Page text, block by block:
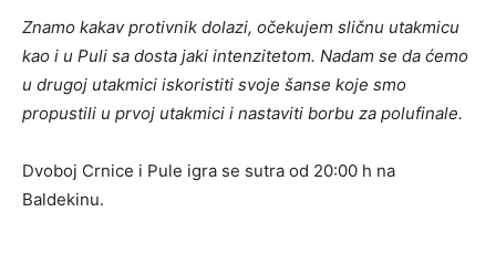
Znamo kakav protivnik dolazi, očekujem sličnu utakmicu
kao i u Puli sa dosta jaki intenzitetom. Nadam se da ćemo
u drugoj utakmici iskoristiti svoje šanse koje smo
propustili u prvoj utakmici i nastaviti borbu za polufinale.
Dvoboj Crnice i Pule igra se sutra od 20:00 h na
Baldekinu.